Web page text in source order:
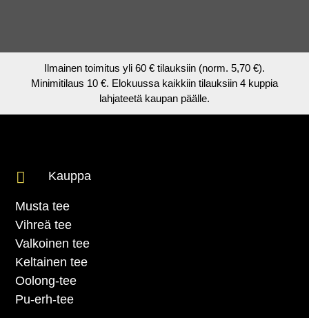
Ilmainen toimitus yli 60 € tilauksiin (norm. 5,70 €).
Minimitilaus 10 €. Elokuussa kaikkiin tilauksiin 4 kuppia
lahjateetä kaupan päälle.
 Kauppa
Musta tee
Vihreä tee
Valkoinen tee
Keltainen tee
Oolong-tee
Pu-erh-tee